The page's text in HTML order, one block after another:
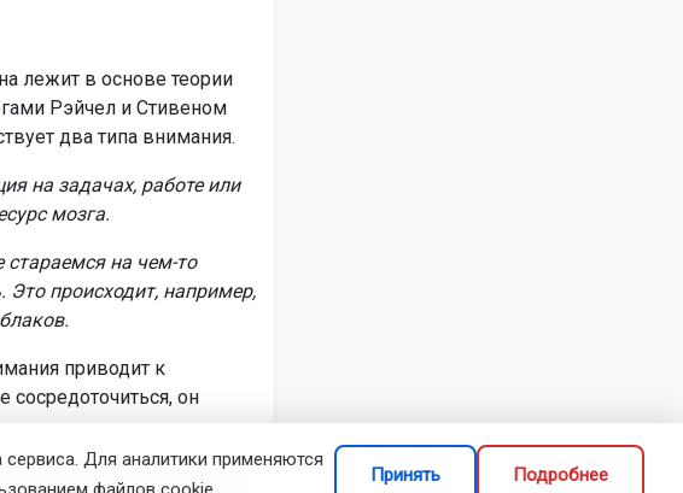
лежит в основе теории
Рэйчел и Стивеном
два типа внимания.
на задачах, работе или
мозга.
на чем-то
происходит, например,
приводит к
сосредоточиться, он
мозгу необходимую
Для аналитики применяются
Принять Подробнее